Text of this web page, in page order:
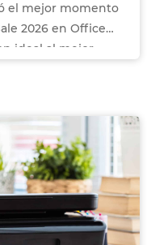
el mejor momento
2026 en Office
ideal al mejor